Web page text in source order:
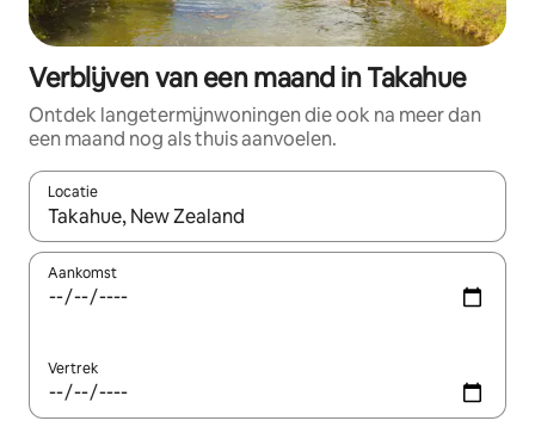
Verblijven van een maand in Takahue
Ontdek langetermijnwoningen die ook na meer dan
een maand nog als thuis aanvoelen.
Locatie
Wanneer er suggesties beschikbaar zijn, maak je een keuze
Aankomst
Vertrek